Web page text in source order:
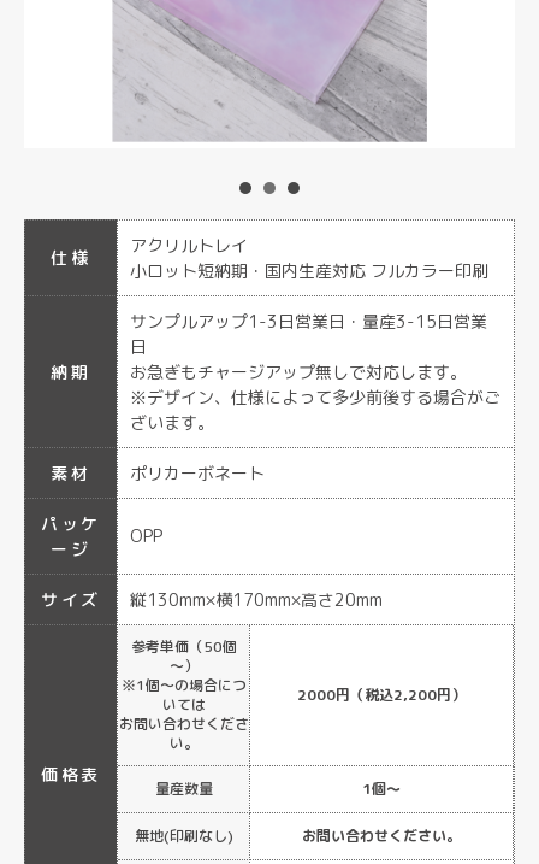
仕様
アクリルトレイ
小ロット短納期・国内生産対応 フルカラー印刷
納期
サンプルアップ1-3日営業日・量産3-15日営業
日
お急ぎもチャージアップ無しで対応します。
※デザイン、仕様によって多少前後する場合がご
ざいます。
素材 ポリカーボネート
パッケ
ージ
OPP
サイズ 縦130mm×横170mm×高さ20mm
価格表
参考単価（50個
～）
※1個～の場合につ
いては
お問い合わせくださ
い。
2000円（税込2,200円）
量産数量 1個～
無地(印刷なし) お問い合わせください。